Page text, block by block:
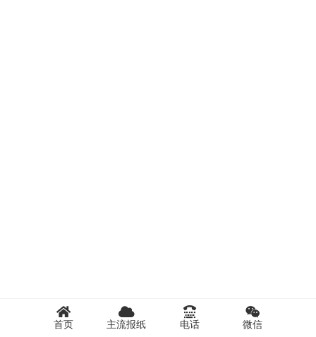
首页 主流报纸 电话 微信